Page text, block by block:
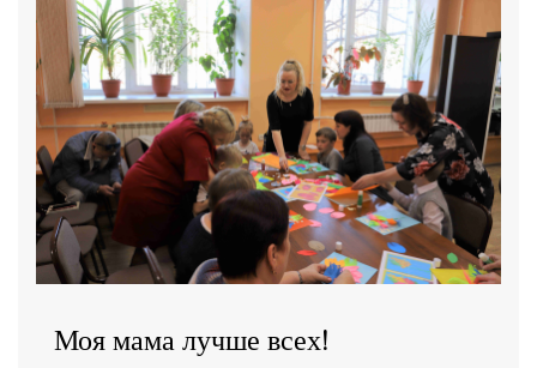
Моя мама лучше всех!